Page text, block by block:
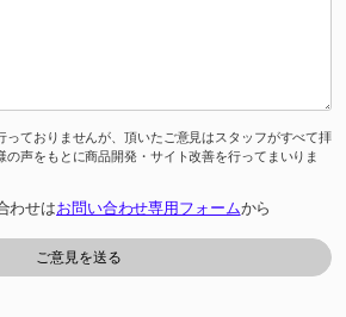
っておりませんが、頂いたご意見はスタッフがすべて拝
の声をもとに商品開発・サイト改善を行ってまいりま
わせはお問い合わせ専用フォームから